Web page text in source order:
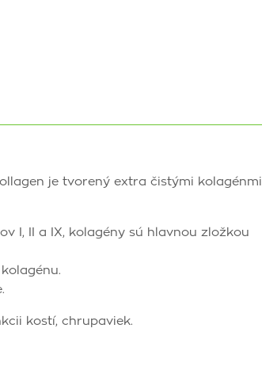
je tvorený extra čistými kolagénmi
I, II a IX, kolagény sú hlavnou zložkou
kostí, chrupa­viek.